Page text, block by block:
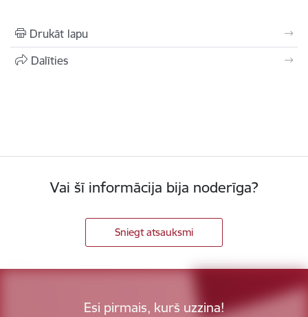
Drukāt lapu
Dalīties
Vai šī informācija bija noderīga?
Sniegt atsauksmi
Esi pirmais, kurš uzzina!